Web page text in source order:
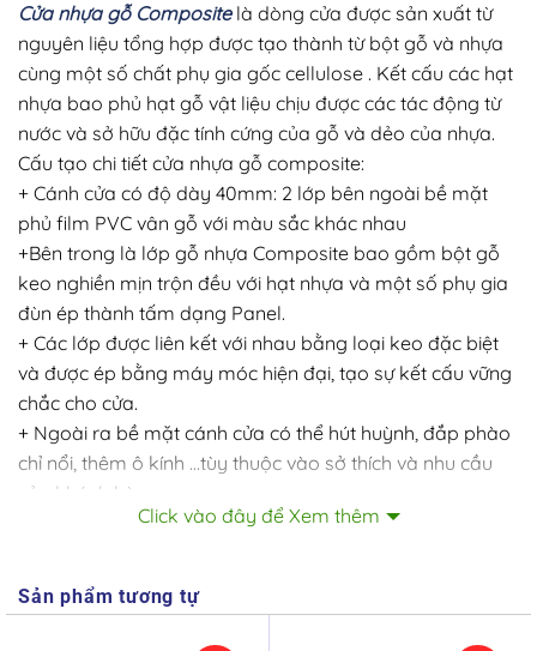
Cửa nhựa gỗ Composite là dòng cửa được sản xuất từ
nguyên liệu tổng hợp được tạo thành từ bột gỗ và nhựa
cùng một số chất phụ gia gốc cellulose . Kết cấu các hạt
nhựa bao phủ hạt gỗ vật liệu chịu được các tác động từ
nước và sở hữu đặc tính cứng của gỗ và dẻo của nhựa.
Cấu tạo chi tiết cửa nhựa gỗ composite:
+ Cánh cửa có độ dày 40mm: 2 lớp bên ngoài bề mặt
phủ film PVC vân gỗ với màu sắc khác nhau
+Bên trong là lớp gỗ nhựa Composite bao gồm bột gỗ
keo nghiền mịn trộn đều với hạt nhựa và một số phụ gia
đùn ép thành tấm dạng Panel.
+ Các lớp được liên kết với nhau bằng loại keo đặc biệt
và được ép bằng máy móc hiện đại, tạo sự kết cấu vững
chắc cho cửa.
+ Ngoài ra bề mặt cánh cửa có thể hút huỳnh, đắp phào
chỉ nổi, thêm ô kính …tùy thuộc vào sở thích và nhu cầu
của khách hàng.
+ Khuôn cửa được lắp đặt gioăng cao su giúp cửa kín
+ Kích thước tiêu chuẩn cửa : 800x2100mm hoặc
900x2200mm (hoặc theo nhu cầu thực tế công trình mà
khách hàng có thể đặt hàng theo kích thước)
Click vào đây để Xem thêm
Sản phẩm tương tự